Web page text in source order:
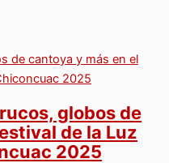
de cantoya y más en el
2025
globos de
de la Luz
2025